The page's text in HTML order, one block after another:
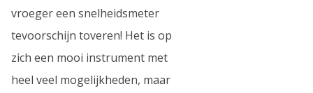
vroeger een snelheidsmeter
tevoorschijn toveren! Het is op
zich een mooi instrument met
heel veel mogelijkheden, maar